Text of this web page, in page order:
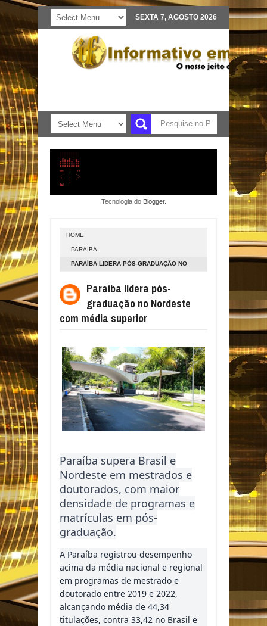
SEXTA 7, AGOSTO 2026
Tecnologia do Blogger.
HOME
PARAIBA
PARAÍBA LIDERA PÓS-GRADUAÇÃO NO
Paraíba lidera pós-
graduação no Nordeste
com média superior
Paraíba supera Brasil e
Nordeste em mestrados e
doutorados, com maior
densidade de programas e
matrículas em pós-
graduação.
A Paraíba registrou desempenho
acima da média nacional e regional
em programas de mestrado e
doutorado entre 2019 e 2022,
alcançando média de 44,34
titulações, contra 33,42 no Brasil e